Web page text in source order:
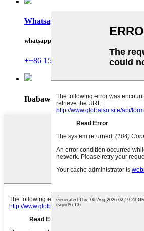
Whatsapp
whatsapp
++86 158 7904 5049
Ibabaw